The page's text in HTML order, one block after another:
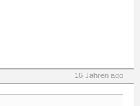
16 Jahren ago